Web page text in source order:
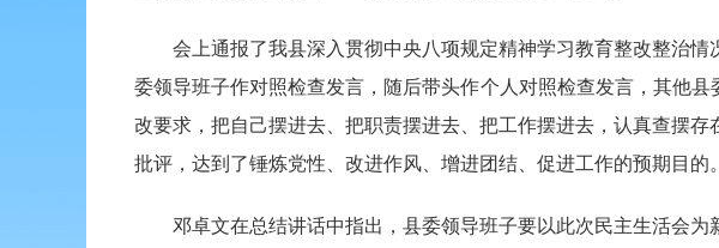
会上通报了我县深入贯彻中央八项规定精神学习教育整改整治情
委领导班子作对照检查发言，随后带头作个人对照检查发言，其他
改要求，把自己摆进去、把职责摆进去、把工作摆进去，认真查摆
批评，达到了锤炼党性、改进作风、增进团结、促进工作的预期目的。
邓卓文在总结讲话中指出，县委领导班子要以此次民主生活会为